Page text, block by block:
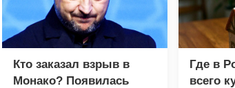
Кто заказал взрыв в
Монако? Появилась
Где в
всего